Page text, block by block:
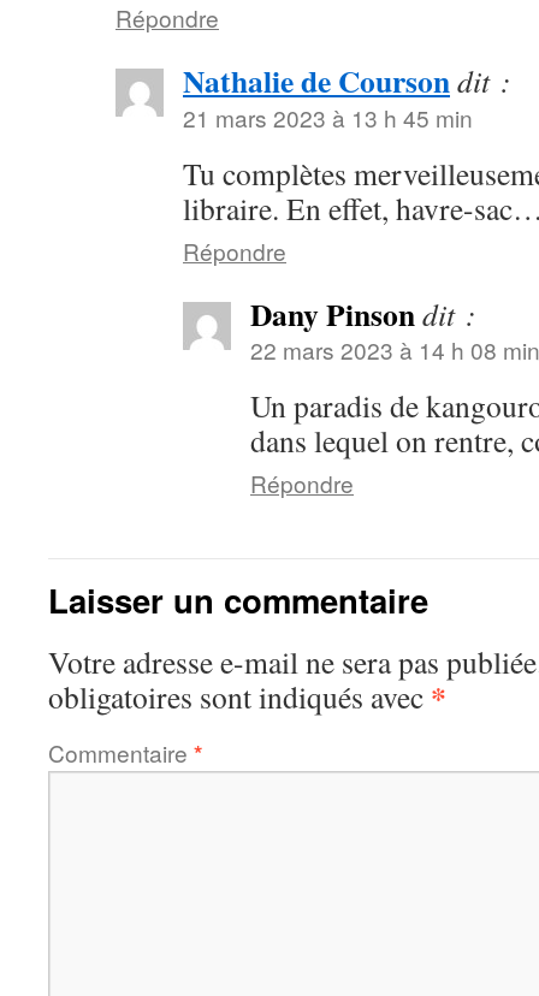
Répondre
Nathalie de Coursondit :
21 mars 2023 à 13 h 45 min
Tu complètes
libraire. En effet, havre-
Répondre
Dany Pinsondit :
22 mars 2023 à 14 h 08 min
Un paradis de
dans lequel on rentre,
Répondre
Laisser un commentaire
Votre adresse e-mail ne sera pas
obligatoires sont indiqués avec *
Commentaire *